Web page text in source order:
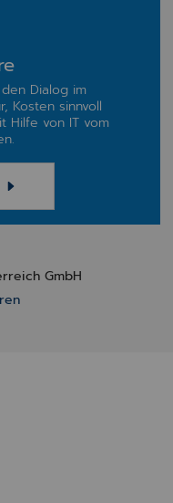
Dialog im
Kosten sinnvoll
Hilfe von IT vom
GmbH